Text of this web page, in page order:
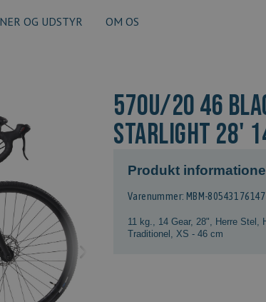
OG UDSTYR OM OS
570U/20 46
STARLIGHT 28'
Produkt
Varenummer: MBM-
11 kg. 14 Gear, 28" Herre Stel
Traditionel
XS - 46 cm